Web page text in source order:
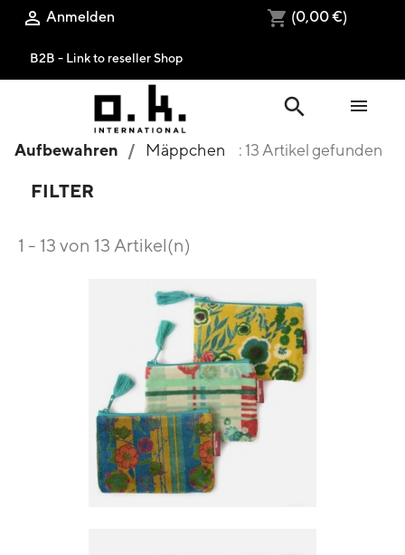
 Anmelden shopping_cart (0,00 €)
B2B - Link to reseller Shop
search 
Aufbewahren Mäppchen : 13 Artikel gefunden
FILTER
1 - 13 von 13 Artikel(n)